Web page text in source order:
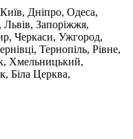
Дніпро, Одеса,
Запоріжжя,
Черкаси, Ужгород,
Тернопіль, Рівне,
Хмельницький,
Біла Церква,